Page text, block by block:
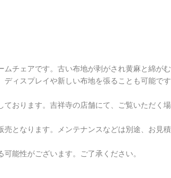
チェアです。古い布地が剥がされ黄麻と綿が
ィスプレイや新しい布地を張ることも可能です
おります。吉祥寺の店舗にて、ご覧いただく
となります。メンテナンスなどは別途、お見積
能性がございます。ご了承ください。